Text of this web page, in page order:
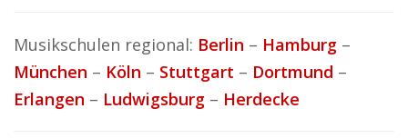
Musikschulen regional: Berlin – Hamburg –
München – Köln – Stuttgart – Dortmund –
Erlangen – Ludwigsburg – Herdecke